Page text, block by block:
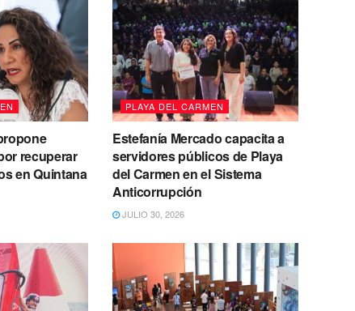
recuperar
en Quintana
PLAYA DEL CARMEN
Estefanía Mercado capacita a
servidores públicos de Playa
del Carmen en el Sistema
Anticorrupción
JULIO 30, 2026